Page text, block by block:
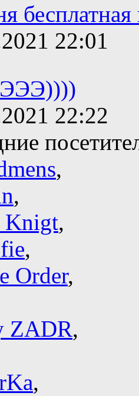
22:01
22:22
,
,
,
,
Order,
ZADR,
,